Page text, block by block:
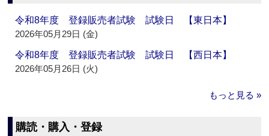
令和8年度 登録販売者試験 試験日 【東日本】
2026年05月29日 (金)
令和8年度 登録販売者試験 試験日 【西日本】
2026年05月26日 (火)
もっと見る »
購読・購入・登録